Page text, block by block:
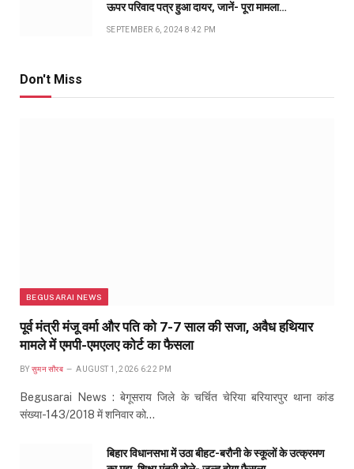
ऊपर परिवाद पत्र हुआ दायर, जानें- पूरा मामला…
SEPTEMBER 6, 2024 8:42 PM
Don't Miss
BEGUSARAI NEWS
पूर्व मंत्री मंजू वर्मा और पति को 7-7 साल की सजा, अवैध हथियार
मामले में एमपी-एमएलए कोर्ट का फैसला
BY सुमन सौरब AUGUST 1, 2026 6:22 PM
Begusarai News : बेगूसराय जिले के चर्चित चेरिया बरियारपुर थाना कांड
संख्या-143/2018 में शनिवार को…
बिहार विधानसभा में उठा बीहट-बरौनी के स्कूलों के उत्क्रमण